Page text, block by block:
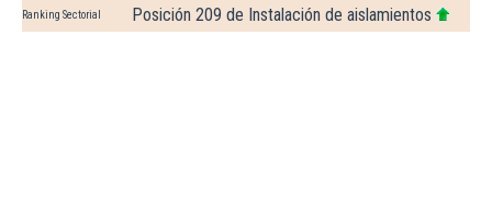
Ranking Sectorial Posición 209 de Instalación de aislamientos